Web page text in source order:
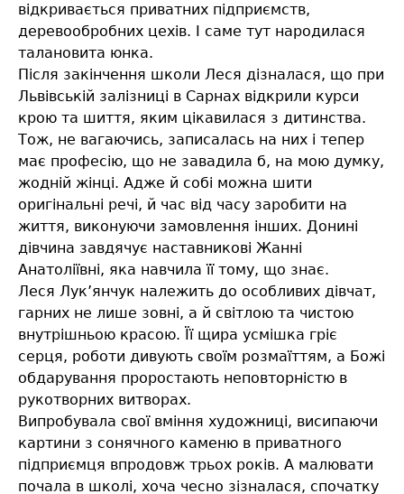
відкривається приватних підприємств,
деревообробних цехів. І саме тут народилася
талановита юнка.
Після закінчення школи Леся дізналася, що при
Львівській залізниці в Сарнах відкрили курси
крою та шиття, яким цікавилася з дитинства.
Тож, не вагаючись, записалась на них і тепер
має професію, що не завадила б, на мою думку,
жодній жінці. Адже й собі можна шити
оригінальні речі, й час від часу заробити на
життя, виконуючи замовлення інших. Донині
дівчина завдячує наставникові Жанні
Анатоліївні, яка навчила її тому, що знає.
Леся Лук’янчук належить до особливих дівчат,
гарних не лише зовні, а й світлою та чистою
внутрішньою красою. Її щира усмішка гріє
серця, роботи дивують своїм розмаїттям, а Божі
обдарування проростають неповторністю в
рукотворних витворах.
Випробувала свої вміння художниці, висипаючи
картини з сонячного каменю в приватного
підприємця впродовж трьох років. А малювати
почала в школі, хоча чесно зізналася, спочатку